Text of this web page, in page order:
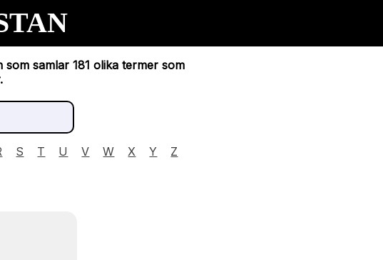
samlar 181 olika termer som
S T U V W X Y
Z